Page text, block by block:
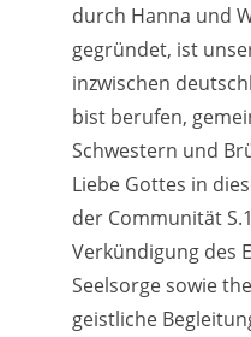
durch Hanna und
gegründet, ist
inzwischen
bist berufen,
Schwestern und
Liebe Gottes in
der Communität
Verkündigung des
Seelsorge sowie
geistliche